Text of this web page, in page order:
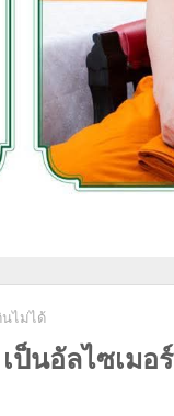
นไม่ได้
ป็นอัลไซเมอร์